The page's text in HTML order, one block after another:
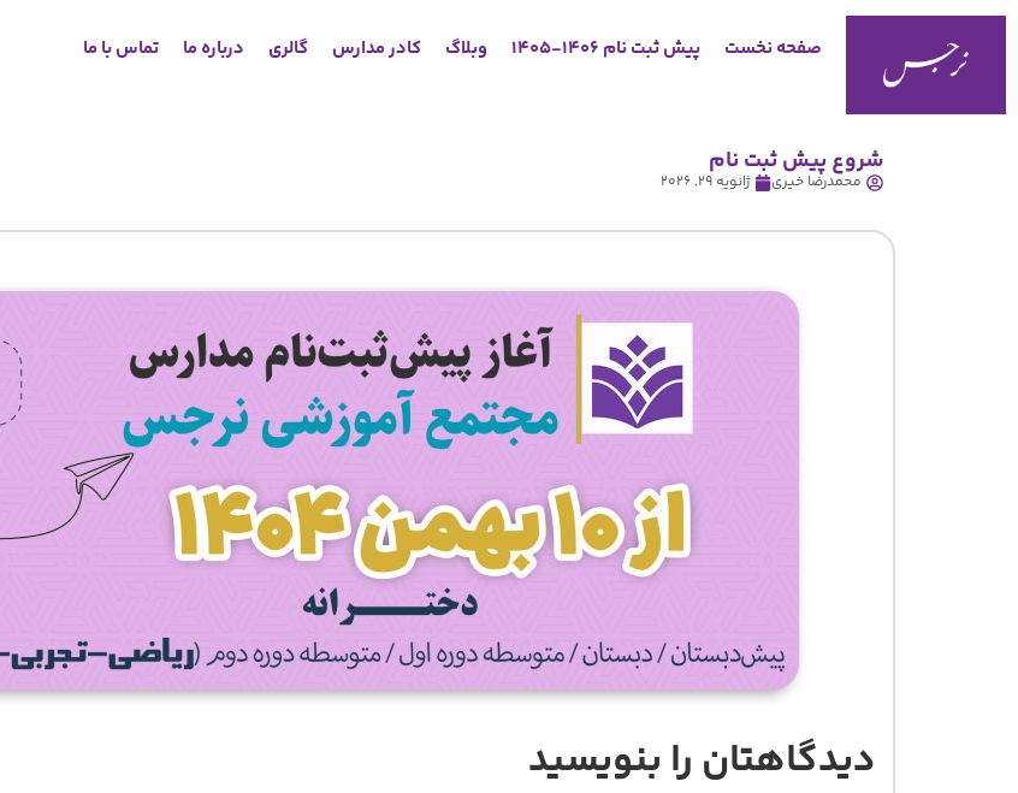
صفحه نخست پیش ثبت نام 1406-1405 وبلاگ کادر مدارس گالری درباره ما تماس با ما
شروع پیش ثبت نام
محمدرضا خیری ژانویه 29, 2026
دیدگاهتان را بنویسید